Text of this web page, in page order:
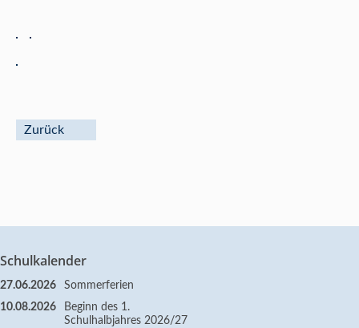
Zurück
Schulkalender
27.06.2026
Sommerferien
10.08.2026
Beginn des 1.
Schulhalbjahres 2026/27